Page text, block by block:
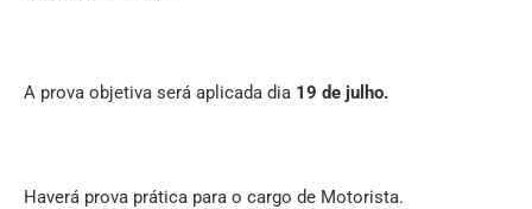
A prova objetiva será aplicada dia 19 de julho.
Haverá prova prática para o cargo de Motorista.